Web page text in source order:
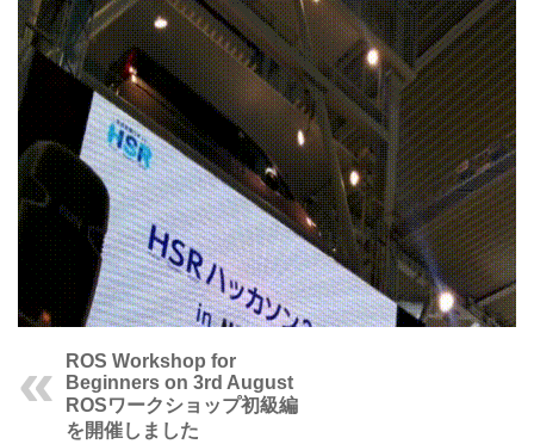
ROS Workshop for
Beginners on 3rd August
ROSワークショップ初級編
を開催しました